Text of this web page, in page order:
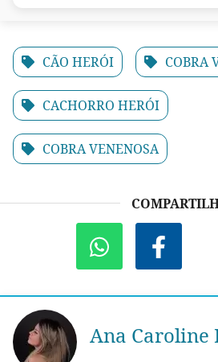
CÃO HERÓI COBRA
CACHORRO HERÓI
COBRA VENENOSA
Ana Caroline